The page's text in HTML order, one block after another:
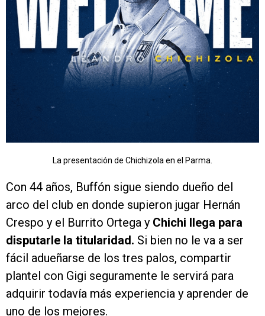
La presentación de Chichizola en el Parma.
Con 44 años, Buffón sigue siendo dueño del
arco del club en donde supieron jugar Hernán
Crespo y el Burrito Ortega y Chichi llega para
disputarle la titularidad. Si bien no le va a ser
fácil adueñarse de los tres palos, compartir
plantel con Gigi seguramente le servirá para
adquirir todavía más experiencia y aprender de
uno de los mejores.